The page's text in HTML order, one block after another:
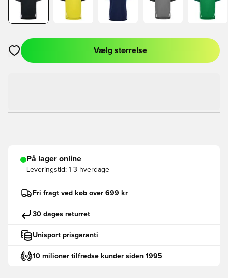
Åbner en Modal til at logge ind eller tilmelde dig som medlem
Vælg størrelse
På lager online
Leveringstid: 1-3 hverdage
Fri fragt ved køb over 699 kr
30 dages returret
Unisport prisgaranti
10 milioner tilfredse kunder siden 1995